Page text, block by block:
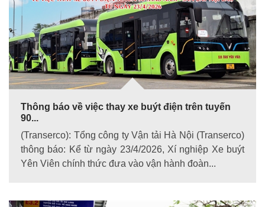
Thông báo về việc thay xe buýt điện trên tuyến
90...
(Transerco): Tổng công ty Vận tải Hà Nội (Transerco)
thông báo: Kể từ ngày 23/4/2026, Xí nghiệp Xe buýt
Yên Viên chính thức đưa vào vận hành đoàn...